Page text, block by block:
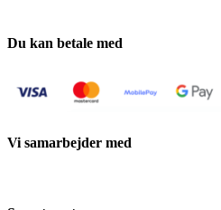
Du kan betale med
Vi samarbejder med